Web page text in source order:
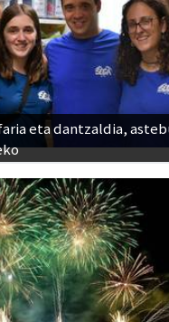
eta dantzaldia,